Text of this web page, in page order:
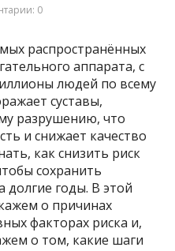
0
распространённых
аппарата, с
людей по всему
суставы,
разрушению, что
и снижает качество
как снизить риск
сохранить
долгие годы. В этой
о причинах
факторах риска и,
о том, какие шаги